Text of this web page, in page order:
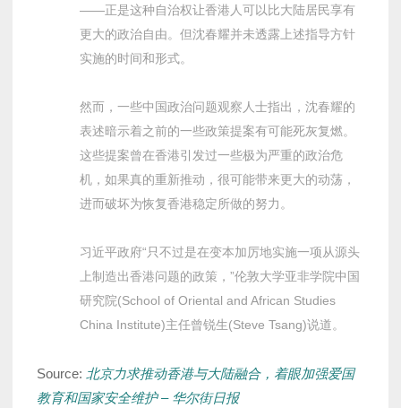
——正是这种自治权让香港人可以比大陆居民享有
更大的政治自由。但沈春耀并未透露上述指导方针
实施的时间和形式。
然而，一些中国政治问题观察人士指出，沈春耀的
表述暗示着之前的一些政策提案有可能死灰复燃。
这些提案曾在香港引发过一些极为严重的政治危
机，如果真的重新推动，很可能带来更大的动荡，
进而破坏为恢复香港稳定所做的努力。
习近平政府“只不过是在变本加厉地实施一项从源头
上制造出香港问题的政策，”伦敦大学亚非学院中国
研究院(School of Oriental and African Studies
China Institute)主任曾锐生(Steve Tsang)说道。
Source: 北京力求推动香港与大陆融合，着眼加强爱国
教育和国家安全维护 – 华尔街日报